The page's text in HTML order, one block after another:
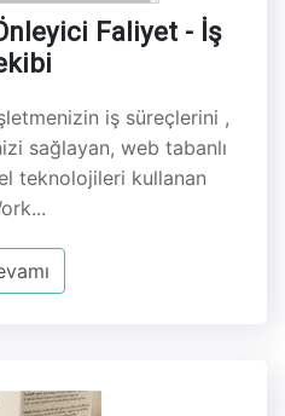
Faliyet - İş
iş süreçlerini ,
sağlayan, web tabanlı
teknolojileri kullanan